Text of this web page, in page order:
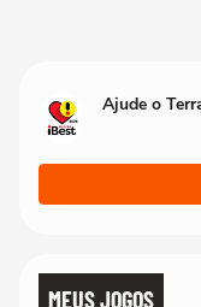
Ajude o
MEUS JOGOS